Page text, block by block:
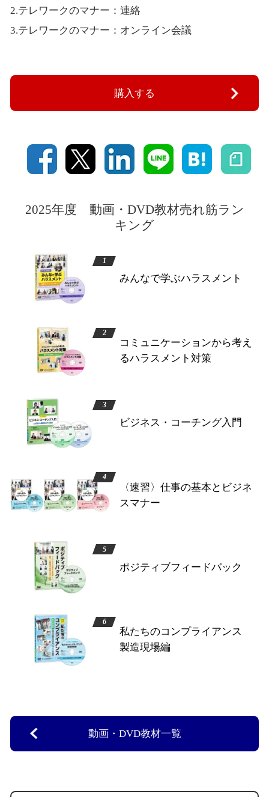
2.テレワークのマナー：連絡
3.テレワークのマナー：オンライン会議
購入する
2025年度 動画・DVD教材売れ筋ラン
キング
みんなで学ぶハラスメント
コミュニケーションから考え
るハラスメント対策
ビジネス・コーチング入門
〈速習〉仕事の基本とビジネ
スマナー
ポジティブフィードバック
私たちのコンプライアンス
製造現場編
動画・DVD教材一覧